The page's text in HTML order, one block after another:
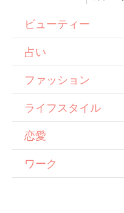
ビューティー
占い
ファッション
ライフスタイル
恋愛
ワーク